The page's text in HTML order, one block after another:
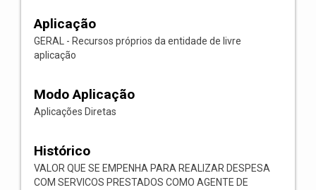
Aplicação
GERAL - Recursos próprios da entidade de livre
aplicação
Modo Aplicação
Aplicações Diretas
Histórico
VALOR QUE SE EMPENHA PARA REALIZAR DESPESA
COM SERVICOS PRESTADOS COMO AGENTE DE